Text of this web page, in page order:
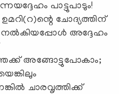
പാട്ടുപാടും!
ചോദ്യത്തിന്
അദ്ദേഹം
അങ്ങോട്ടുപോകാം;
ചാരവൃത്തിക്ക്